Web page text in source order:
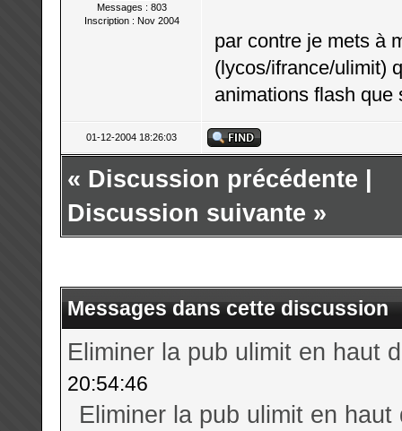
Messages : 803
Inscription : Nov 2004
par contre je mets à
(lycos/ifrance/ulimit)
animations flash que
01-12-2004 18:26:03
« Discussion précédente |
Discussion suivante »
Messages dans cette discussion
Eliminer la pub ulimit en haut
20:54:46
Eliminer la pub ulimit en haut